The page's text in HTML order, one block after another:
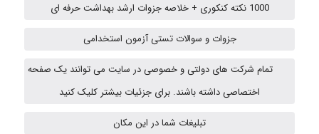
A.balandeh
1000 نکته کنکوری + خلاصه جزوات ارشد بهداشت حرفه ای
جزوات و سوالات تستی آزمون استخدامی
تمام شرکت های دولتی و خصوصی در سایت می توانند یک صفحه
اختصاصی داشته باشند. برای جزئیات بیشتر کلیک کنید
تبلیغات شما در این مکان